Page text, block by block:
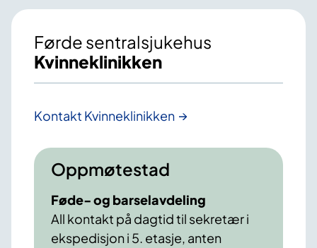
Førde sentralsjukehus
Kvinneklinikken
Kontakt Kvinneklinikken
Oppmøtestad
Føde- og barselavdeling
All kontakt på dagtid til sekretær i
ekspedisjon i 5. etasje, anten